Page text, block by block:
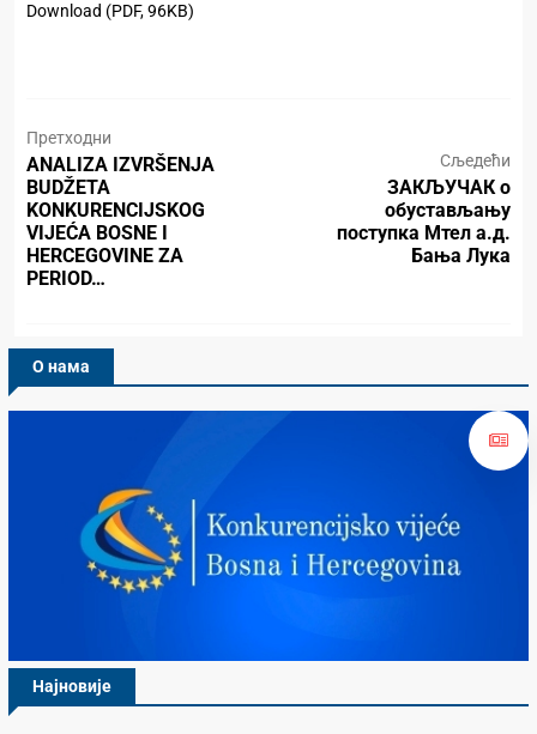
Download (PDF, 96KB)
Претходни
ANALIZA IZVRŠENJA
BUDŽETA
KONKURENCIJSKOG
VIJEĆA BOSNE I
HERCEGOVINE ZA
PERIOD…
Сљедећи
ЗАКЉУЧАК о
обустављању
поступка Мтел а.д.
Бања Лука
О нама
Најновије